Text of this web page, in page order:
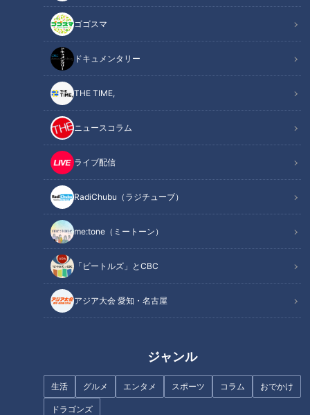
ゴゴスマ
ドキュメンタリー
THE TIME,
ニュースコラム
ライブ配信
RadiChubu（ラジチューブ）
me:tone（ミートーン）
「ビートルズ」とCBC
アジア大会 愛知・名古屋
ジャンル
生活 グルメ エンタメ スポーツ コラム おでかけ
ドラゴンズ
記事に戻る
この記事を見たあなたへのおすすめ